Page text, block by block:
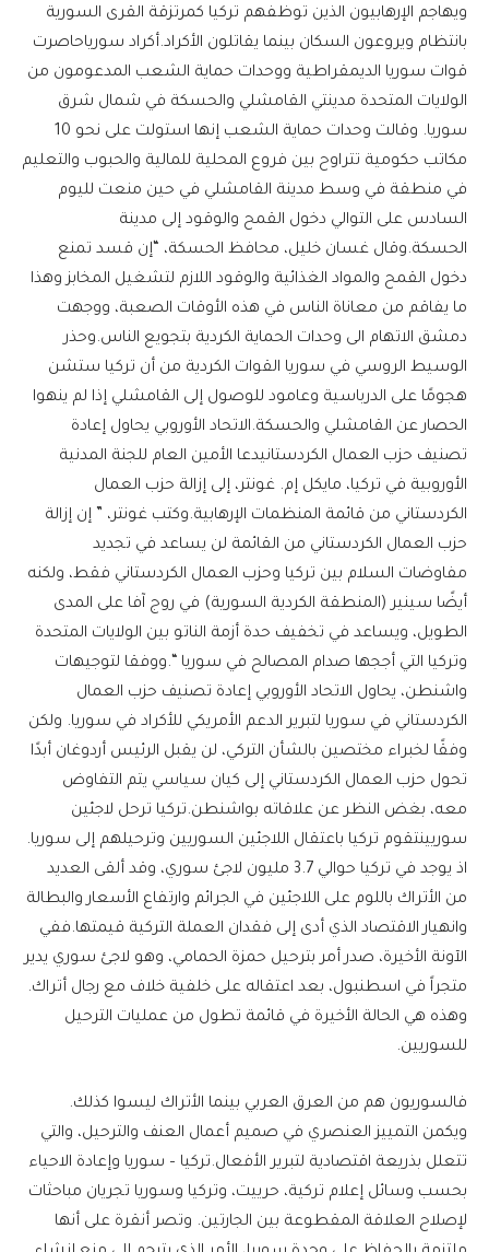
ويهاجم الإرهابيون الذين توظفهم تركيا كمرتزقة القرى السورية
بانتظام ويروعون السكان بينما يقاتلون الأكراد.أكراد سورياحاصرت
قوات سوريا الديمقراطية ووحدات حماية الشعب المدعومون من
الولايات المتحدة مدينتي القامشلي والحسكة في شمال شرق
سوريا. وقالت وحدات حماية الشعب إنها استولت على نحو 10
مكاتب حكومية تتراوح بين فروع المحلية للمالية والحبوب والتعليم
في منطقة في وسط مدينة القامشلي في حين منعت لليوم
السادس على التوالي دخول القمح والوقود إلى مدينة
الحسكة.وقال غسان خليل، محافظ الحسكة، “إن قسد تمنع
دخول القمح والمواد الغذائية والوقود اللازم لتشغيل المخابز وهذا
ما يفاقم من معاناة الناس في هذه الأوقات الصعبة، ووجهت
دمشق الاتهام الى وحدات الحماية الكردية بتجويع الناس.وحذر
الوسيط الروسي في سوريا القوات الكردية من أن تركيا ستشن
هجومًا على الدرباسية وعامود للوصول إلى القامشلي إذا لم ينهوا
الحصار عن القامشلي والحسكة.الاتحاد الأوروبي يحاول إعادة
تصنيف حزب العمال الكردستانيدعا الأمين العام للجنة المدنية
الأوروبية في تركيا، مايكل إم. غونتر، إلى إزالة حزب العمال
الكردستاني من قائمة المنظمات الإرهابية.وكتب غونتر، ” إن إزالة
حزب العمال الكردستاني من القائمة لن يساعد في تجديد
مفاوضات السلام بين تركيا وحزب العمال الكردستاني فقط، ولكنه
أيضًا سينير (المنطقة الكردية السورية) في روج آفا على المدى
الطويل، ويساعد في تخفيف حدة أزمة الناتو بين الولايات المتحدة
وتركيا التي أججها صدام المصالح في سوريا “.ووفقا لتوجيهات
واشنطن، يحاول الاتحاد الأوروبي إعادة تصنيف حزب العمال
الكردستاني في سوريا لتبرير الدعم الأمريكي للأكراد في سوريا. ولكن
وفقًا لخبراء مختصين بالشأن التركي، لن يقبل الرئيس أردوغان أبدًا
تحول حزب العمال الكردستاني إلى كيان سياسي يتم التفاوض
معه، بغض النظر عن علاقاته بواشنطن.تركيا ترحل لاجئين
سوريينتقوم تركيا باعتقال اللاجئين السوريين وترحيلهم إلى سوريا.
اذ يوجد في تركيا حوالي 3.7 مليون لاجئ سوري، وقد ألقى العديد
من الأتراك باللوم على اللاجئين في الجرائم وارتفاع الأسعار والبطالة
وانهيار الاقتصاد الذي أدى إلى فقدان العملة التركية قيمتها.ففي
الآونة الأخيرة، صدر أمر بترحيل حمزة الحمامي، وهو لاجئ سوري يدير
متجراً في اسطنبول، بعد اعتقاله على خلفية خلاف مع رجال أتراك.
وهذه هي الحالة الأخيرة في قائمة تطول من عمليات الترحيل
للسوريين.
فالسوريون هم من العرق العربي بينما الأتراك ليسوا كذلك.
ويكمن التمييز العنصري في صميم أعمال العنف والترحيل، والتي
تتعلل بذريعة اقتصادية لتبرير الأفعال.تركيا – سوريا وإعادة الاحياء
بحسب وسائل إعلام تركية، حرييت، وتركيا وسوريا تجريان مباحثات
لإصلاح العلاقة المقطوعة بين الجارتين. وتصر أنقرة على أنها